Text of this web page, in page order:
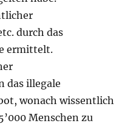
durch das
ermit­telt.
das illegale
wonach wissentlich
Menschen zu